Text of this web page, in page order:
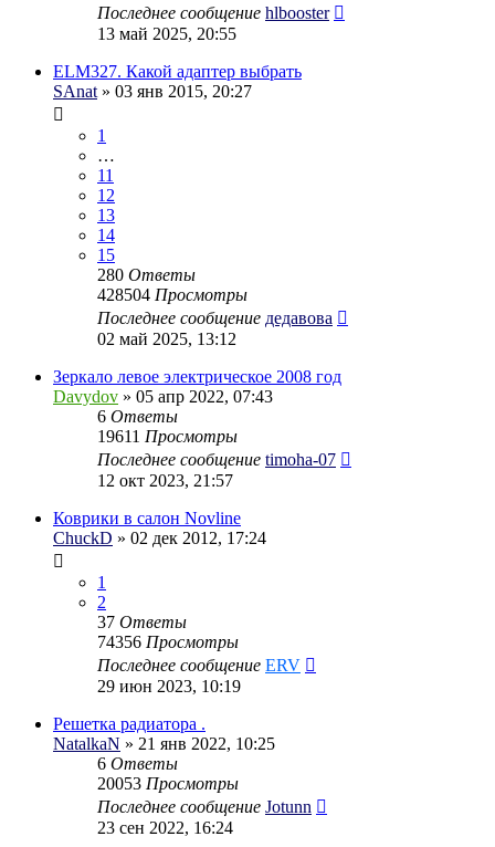
Последнее сообщение hlbooster
13 май 2025, 20:55
ELM327. Какой адаптер выбрать
SAnat » 03 янв 2015, 20:27
1
…
11
12
13
14
15
280 Ответы
428504 Просмотры
Последнее сообщение дедавова
02 май 2025, 13:12
Зеркало левое электрическое 2008 год
Davydov » 05 апр 2022, 07:43
6 Ответы
19611 Просмотры
Последнее сообщение timoha-07
12 окт 2023, 21:57
Коврики в салон Novline
ChuckD » 02 дек 2012, 17:24
1
2
37 Ответы
74356 Просмотры
Последнее сообщение ERV
29 июн 2023, 10:19
Решетка радиатора .
NatalkaN » 21 янв 2022, 10:25
6 Ответы
20053 Просмотры
Последнее сообщение Jotunn
23 сен 2022, 16:24